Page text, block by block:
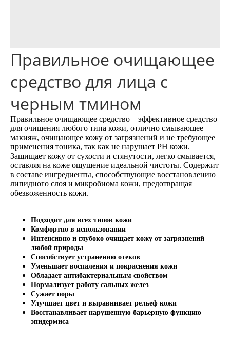
Правильное очищающее
средство для лица с
черным тмином
Правильное очищающее средство – эффективное средство
для очищения любого типа кожи, отлично смывающее
макияж, очищающее кожу от загрязнений и не требующее
применения тоника, так как не нарушает PH кожи.
Защищает кожу от сухости и стянутости, легко смывается,
оставляя на коже ощущение идеальной чистоты. Содержит
в составе ингредиенты, способствующие восстановлению
липидного слоя и микробиома кожи, предотвращая
обезвоженность кожи.
Подходит для всех типов кожи
Комфортно в использовании
Интенсивно и глубоко очищает кожу от загрязнений
любой природы
Способствует устранению отеков
Уменьшает воспаления и покраснения кожи
Обладает антибактериальным свойством
Нормализует работу сальных желез
Сужает поры
Улучшает цвет и выравнивает рельеф кожи
Восстанавливает нарушенную барьерную функцию
эпидермиса